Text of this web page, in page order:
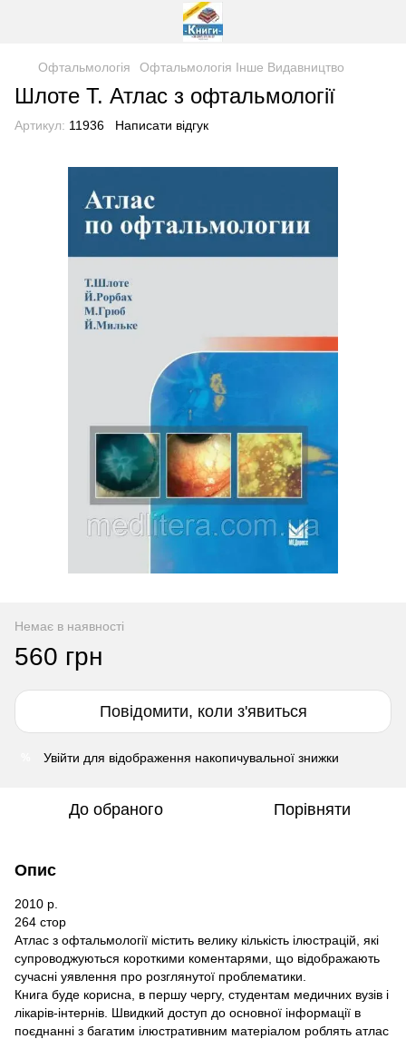
Офтальмологія Офтальмологія Інше Видавництво
Шлоте Т. Атлас з офтальмології
Артикул: 11936 Написати відгук
Немає в наявності
560 грн
Повідомити, коли з'явиться
Увійти для відображення накопичувальної знижки
До обраного Порівняти
Опис
2010 р.
264 стор
Атлас з офтальмології містить велику кількість ілюстрацій, які
супроводжуються короткими коментарями, що відображають
сучасні уявлення про розглянутої проблематики.
Книга буде корисна, в першу чергу, студентам медичних вузів і
лікарів-інтернів. Швидкий доступ до основної інформації в
поєднанні з багатим ілюстративним матеріалом роблять атлас